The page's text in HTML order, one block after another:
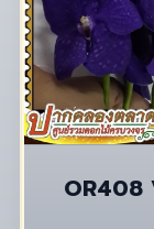
OR408